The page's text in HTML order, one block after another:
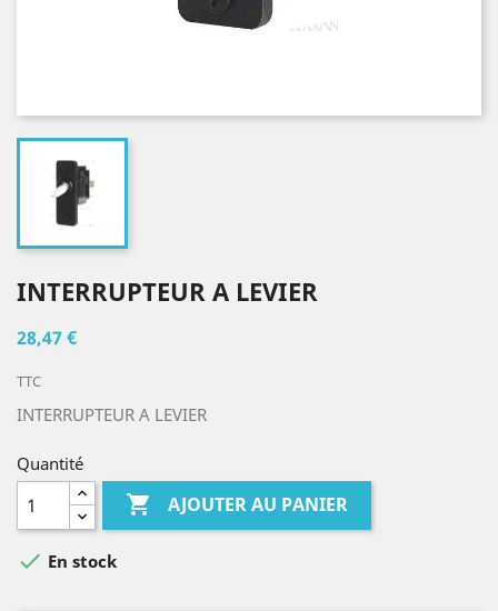
INTERRUPTEUR A LEVIER
28,47 €
TTC
INTERRUPTEUR A LEVIER
Quantité
 AJOUTER AU PANIER
 En stock